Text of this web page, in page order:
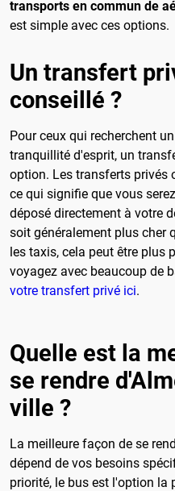
transports en commun de
est simple avec ces options.
Un transfert
conseillé ?
Pour ceux qui recherchent
tranquillité d'esprit, un
option. Les transferts privés
ce qui signifie que vous
déposé directement à votre
soit généralement plus cher
les taxis, cela peut être plus
voyagez avec beaucoup de
votre transfert privé ici.
Quelle est la
se rendre
ville ?
La meilleure façon de se
dépend de vos besoins
priorité, le bus est l'option la